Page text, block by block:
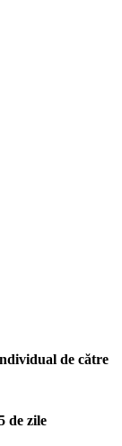
de către
de zile